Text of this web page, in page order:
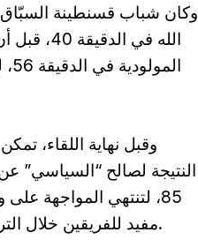
وكان شباب قسنطينة
الله في
وقبل نهاية اللقاء،
النتيجة لصالح “السياسي”
85، لتنتهي المواجهة على
مفيد للفريقين خلال التربص التحضيري الجاري بتونس.